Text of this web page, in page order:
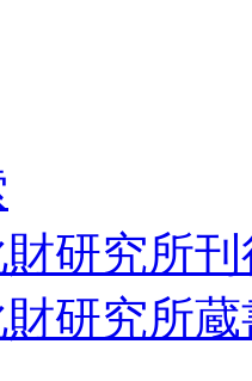
研究所
研究所